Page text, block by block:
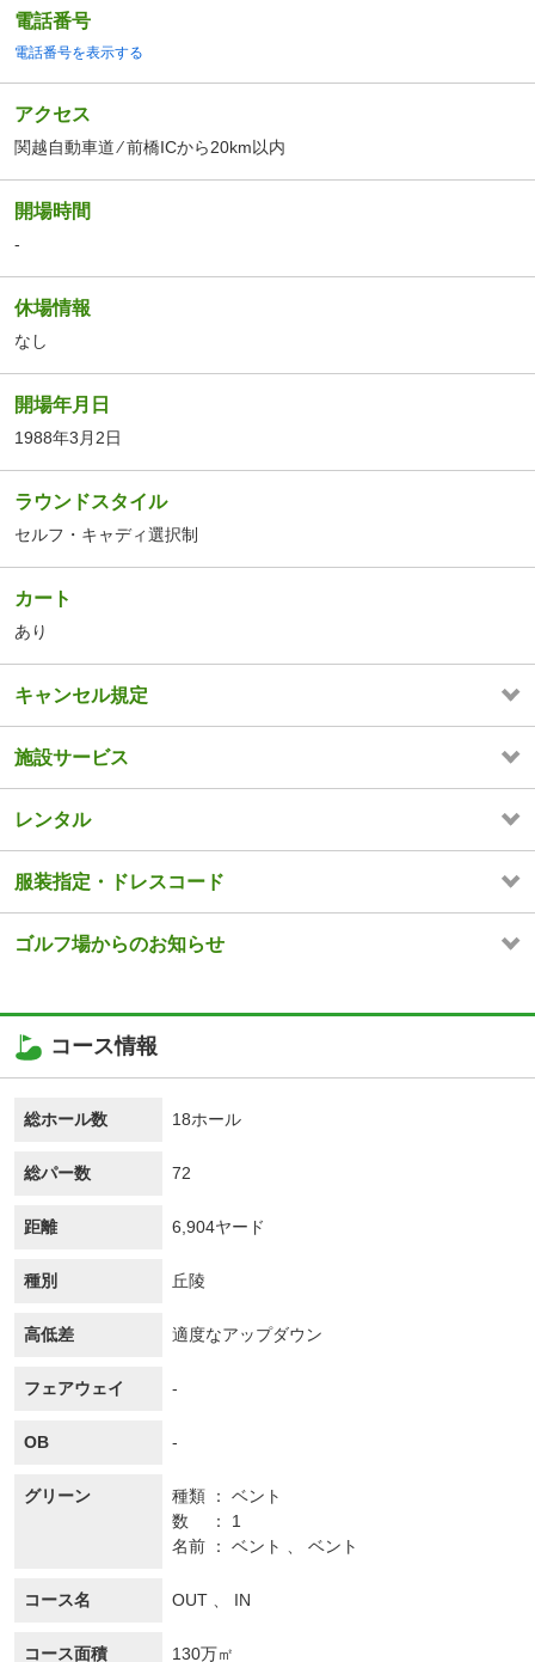
電話番号
電話番号を表示する
アクセス
関越自動車道 ⁄ 前橋ICから20km以内
開場時間
-
休場情報
なし
開場年月日
1988年3月2日
ラウンドスタイル
セルフ・キャディ選択制
カート
あり
キャンセル規定
施設サービス
レンタル
服装指定・ドレスコード
ゴルフ場からのお知らせ
コース情報
総ホール数 18ホール
総パー数 72
距離 6,904ヤード
種別 丘陵
高低差 適度なアップダウン
フェアウェイ -
OB -
グリーン 種類
ベント
数
1
名前
ベント 、 ベント
コース名 OUT 、 IN
コース面積 130万㎡